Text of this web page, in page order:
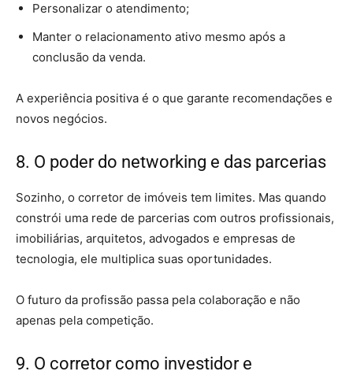
Personalizar o atendimento;
Manter o relacionamento ativo mesmo após a
conclusão da venda.
A experiência positiva é o que garante recomendações e
novos negócios.
8. O poder do networking e das parcerias
Sozinho, o corretor de imóveis tem limites. Mas quando
constrói uma rede de parcerias com outros profissionais,
imobiliárias, arquitetos, advogados e empresas de
tecnologia, ele multiplica suas oportunidades.
O futuro da profissão passa pela colaboração e não
apenas pela competição.
9. O corretor como investidor e